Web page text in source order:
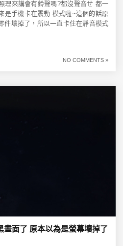
理來講會有鈴聲嗎?都沒聲音ㄝ 都一
是手機卡在震動 模式啦~這個的話原
件壞掉了，所以一直卡住在靜音模式
NO COMMENTS »
畫面了 原本以為是螢幕壞掉了